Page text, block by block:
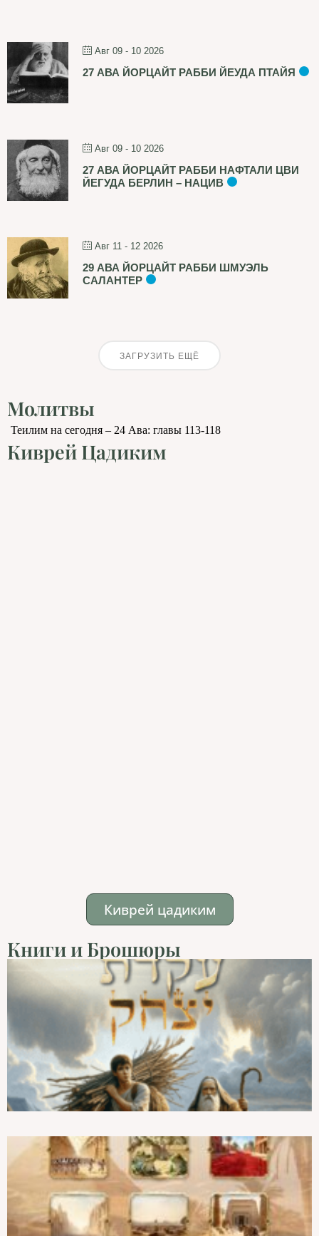
Авг 09 - 10 2026
27 АВА ЙОРЦАЙТ РАББИ ЙЕУДА ПТАЙЯ
Авг 09 - 10 2026
27 АВА ЙОРЦАЙТ РАББИ НАФТАЛИ ЦВИ
ЙЕГУДА БЕРЛИН – НАЦИВ
Авг 11 - 12 2026
29 АВА ЙОРЦАЙТ РАББИ ШМУЭЛЬ
САЛАНТЕР
ЗАГРУЗИТЬ ЕЩЁ
Молитвы
Теилим на сегодня – 24 Ава: главы 113-118
Киврей Цадиким
Киврей цадиким
Книги и Брошюры